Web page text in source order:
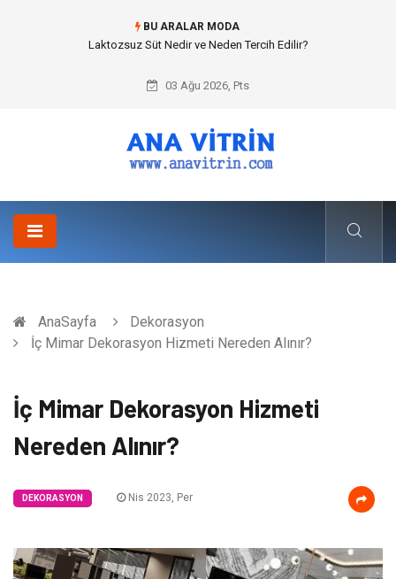
BU ARALAR MODA
Cold mix asphalt plant (Soğuk Asfalt Plenti) ile Yol Yapımında Çevreci ve
03 Ağu 2026, Pts
AnaSayfa
Dekorasyon
İç Mimar Dekorasyon Hizmeti Nereden Alınır?
İç Mimar Dekorasyon Hizmeti
Nereden Alınır?
DEKORASYON Nis 2023, Per